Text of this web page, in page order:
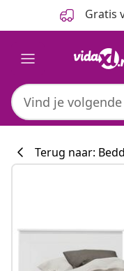
Gratis
Terug naar: